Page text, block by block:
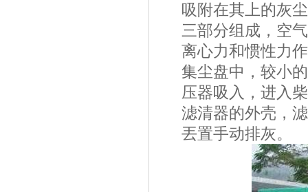
吸附在其上的灰
三部分组成，空
离心力和惯性力
集尘盘中，较小
压器吸入，进入
滤清器的外壳，
丟置手动排灰。